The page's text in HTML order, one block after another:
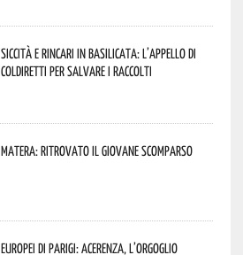
Siccità e rincari in Basilicata: l’appello di
Coldiretti per salvare i raccolti
Matera: ritrovato il giovane scomparso
Europei di Parigi: Acerenza, l’orgoglio